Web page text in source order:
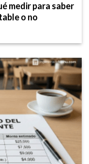
medir para saber
o no